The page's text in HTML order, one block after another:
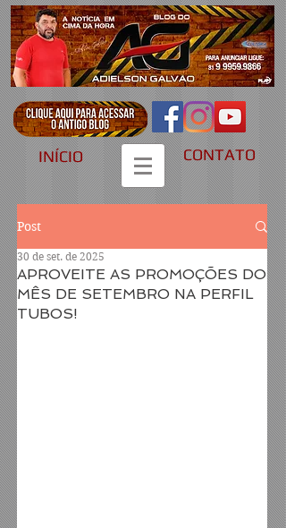
INÍCIO CONTATO
Post
APROVEITE AS PROMOÇÕES DO
MÊS DE SETEMBRO NA PERFIL
TUBOS!
30 de set. de 2025